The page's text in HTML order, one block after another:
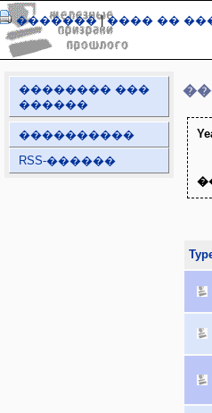
�������|���� ��
�������� ���
������
����������
RSS-������